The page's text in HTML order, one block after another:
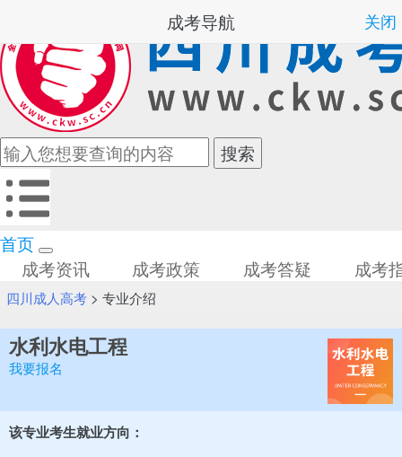
首页
成考资讯
成考政策 成考答疑 成考
四川成人高考> 专业介绍
水利水电工程
我要报名
该专业考生就业方向：
成考导航 关闭